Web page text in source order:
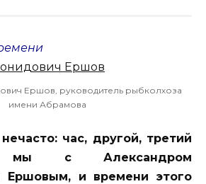
Ершов, руководитель рыбколхоза
имени Абрамова
час, другой, третий
мы с Александром
Ершовым, и времени этого